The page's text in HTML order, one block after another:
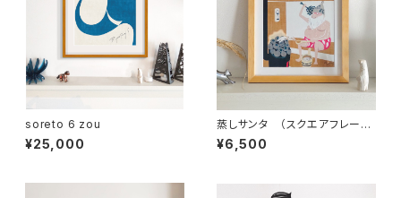
soreto 6 zou
¥25,000
蒸しサンタ （スクエアフレーム
付・サイン入り）蒸しサンタシリ
ーズ・サウナサンタ
¥6,500